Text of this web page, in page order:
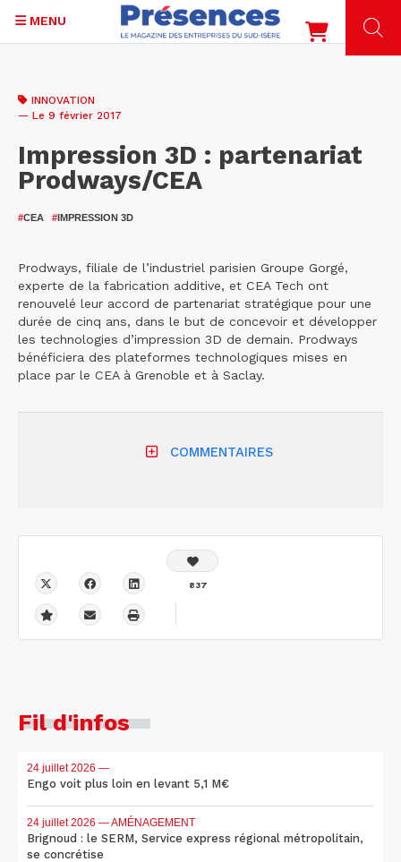
contenu
MENU
INNOVATION
— Le 9 février 2017
Impression 3D : partenariat
Prodways/CEA
#CEA #IMPRESSION 3D
Prodways, filiale de l’industriel parisien Groupe Gorgé,
experte de la fabrication additive, et CEA Tech ont
renouvelé leur accord de partenariat stratégique pour une
durée de cinq ans, dans le but de concevoir et développer
les technologies d’impression 3D de demain. Prodways
bénéficiera des plateformes technologiques mises en
place par le CEA à Grenoble et à Saclay.
COMMENTAIRES
837
Fil d'infos
24 juillet 2026 —
Engo voit plus loin en levant 5,1 M€
24 juillet 2026 — AMÉNAGEMENT
Brignoud : le SERM, Service express régional métropolitain,
se concrétise